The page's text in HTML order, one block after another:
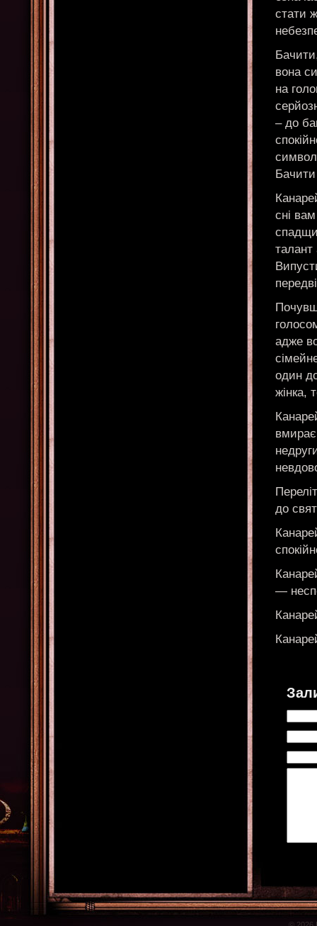
стати
вона
на
– до
сні
талант
адже
один
жінка,
до
—